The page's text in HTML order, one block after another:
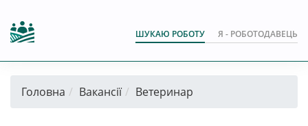
ШУКАЮ РОБОТУ Я - РОБОТОДАВЕЦЬ
Головна Вакансії Ветеринар